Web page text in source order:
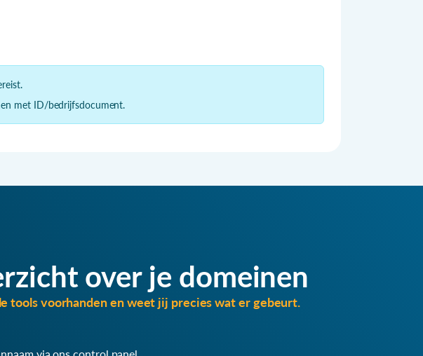
met ID/bedrijfsdocument.
over je domeinen
tools voorhanden en weet jij precies wat er gebeurt.